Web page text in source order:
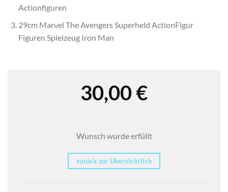
Actionfiguren
29cm Marvel The Avengers Superheld ActionFigur
Figuren Spielzeug Iron Man
30,00€
Wunsch wurde erfüllt
zurück zur Übersichtlich